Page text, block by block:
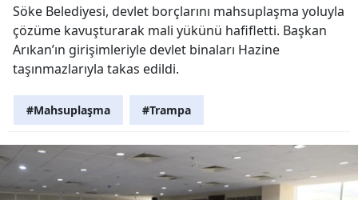
Söke Belediyesi, devlet borçlarını mahsuplaşma yoluyla
çözüme kavuşturarak mali yükünü hafifletti. Başkan
Arıkan’ın girişimleriyle devlet binaları Hazine
taşınmazlarıyla takas edildi.
#Mahsuplaşma #Trampa